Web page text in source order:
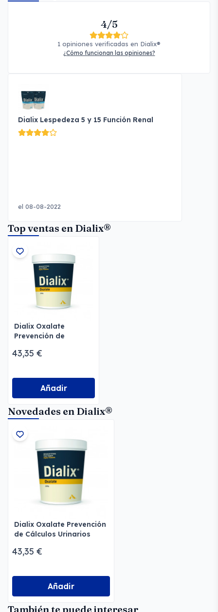
4/5
1 opiniones verificadas en Dialix®
¿Cómo funcionan las opiniones?
Dialix Lespedeza 5 y 15 Función Renal
el 08-08-2022
Top ventas en Dialix®
Dialix Oxalate
Prevención de
43,35 €
Añadir
Novedades en Dialix®
Dialix Oxalate Prevención
de Cálculos Urinarios
43,35 €
Añadir
También te puede interesar